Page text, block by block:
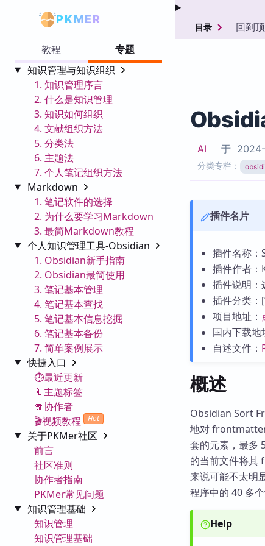
PKMER
教程
专题
知识管理与知识组织
1. 知识管理序言
2. 什么是知识管理
3. 知识如何组织
4. 文献组织方法
5. 分类法
6. 主题法
7. 个人笔记组织方法
Markdown
1. 笔记软件的选择
2. 为什么要学习Markdown
3. 最简Markdown教程
个人知识管理工具-Obsidian
1. Obsidian新手指南
2. Obsidian最简使用
3. 笔记基本管理
4. 笔记基本查找
5. 笔记基本信息挖掘
6. 笔记基本备份
7. 简单案例展示
快捷入口
⏱️最近更新
🔖主题标签
🧣协作者
🎬视频教程
Hot
关于PKMer社区
前言
社区准则
协作者指南
PKMer常见问题
知识管理基础
知识管理
知识管理基础
目录 回到
AI 于
分类专栏：
插件名片
插件名称
插件作者：
插件说明：
插件分类：
项目地址：
国内下载地
自述文件：
概述
Obsidian Sort
地对 frontmatter
套的元素，最多
的当前文件将其
来说可能不太明
程序中的 40 多
Help